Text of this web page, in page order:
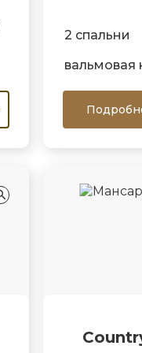
2 спальни
вальмовая